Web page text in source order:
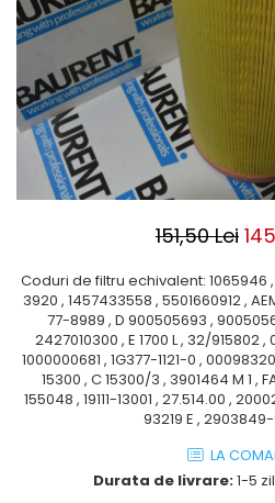
KIT GARNITURI
BURDUF PROTECTIE
TELECOMANDA LIFT
MOTOARE ELECTRICE
ELECTRICE
POMPE HIDRAULICE
Bolturi, role si bucse
Electrice
Mecanice
Hidraulice
Pompa si motor electric
Burdufe si cilindri hidraulici
Electrice
Hidraulice
Mecanice
Cilindri, burdufe
Bolturi, role si bucse
Presuri camion
Lazi camion
Lanturi de zapada
Cabluri pornire
Huse scaun camion
Scule camion
Cupla aer / Racord aer
151,50 Lei
Coduri de filtru echivalent: 1065946 ,
3920 , 1457433558 , 5501660912 ,
77-8989 , D 900505693 ,
2427010300 , E 1700 L , 32/915802
1000000681 , 1G377-1121-0 ,
15300 , C 15300/3 , 3901464 M 1 ,
155048 , 19111-13001 , 27.514.00 ,
93219 E , 2903849-
LA
Durata de livrare:1-5